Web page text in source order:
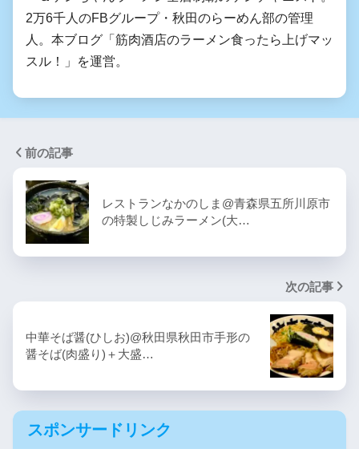
2万6千人のFBグループ・秋田のらーめん部の管理
人。本ブログ「筋肉酒店のラーメン食ったら上げマッ
スル！」を運営。
前の記事
レストランなかのしま@青森県五所川原市
の特製しじみラーメン(大…
次の記事
中華そば醤(ひしお)@秋田県秋田市手形の
醤そば(肉盛り)＋大盛…
スポンサードリンク